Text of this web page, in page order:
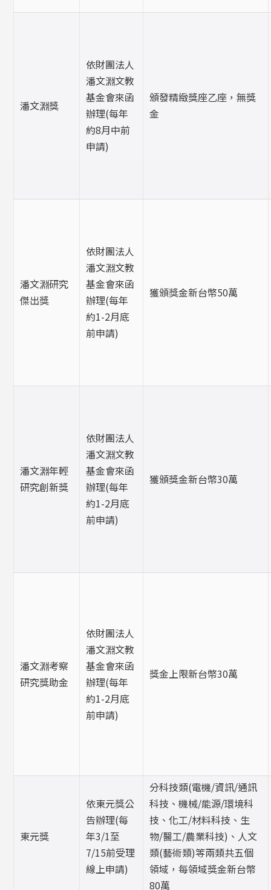
潘文淵獎
依財團法人
潘文淵文教
基金會來函
辦理(每年
約8月中前
申請)
頒發精緻獎座乙座，無獎
金
潘文淵研究
傑出獎
依財團法人
潘文淵文教
基金會來函
辦理(每年
約1-2月底
前申請)
獲頒獎金新台幣50萬
潘文淵年輕
研究創新獎
依財團法人
潘文淵文教
基金會來函
辦理(每年
約1-2月底
前申請)
獲頒獎金新台幣30萬
潘文淵考察
研究獎助金
依財團法人
潘文淵文教
基金會來函
辦理(每年
約1-2月底
前申請)
獎金上限新台幣30萬
東元獎
依東元獎公
告辦理(每
年3/1至
7/15前受理
線上申請)
分科技類(電機/資訊/通訊
科技、機械/能源/環境科
技、化工/材料科技、生
物/醫工/農業科技)、人文
類(藝術類)等兩類共五個
領域，每領域獎金新台幣
80萬